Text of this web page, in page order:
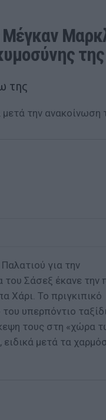
της
της
για την
του Σάσεξ έκανε την
Χάρι. Το πριγκιπικό
υπερπόντιο
τους στη «χώρα
μετά τα